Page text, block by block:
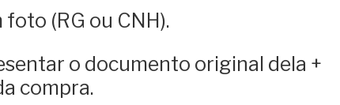
(RG ou CNH).
o documento original dela +
compra.